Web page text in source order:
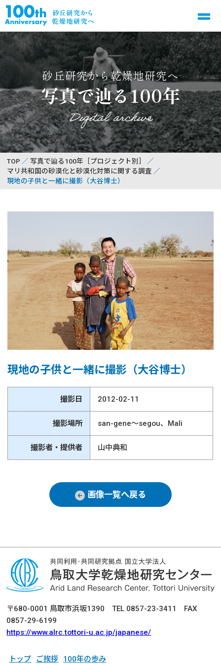
砂丘研究から乾燥地研究へ
写真で辿る100年
Digital archive
TOP
写真で辿る100年［プロジェクト別］
マリ共和国の砂漠化と砂漠化対策に関する調査
現地の子供と一緒に撮影（大谷博士）
現地の子供と一緒に撮影（大谷博士）
撮影日 2012-02-11
撮影場所 san-gene～segou、Mali
撮影者・提供者 山中典和
画像一覧へ戻る
〒680-0001 鳥取市浜坂1390 TEL 0857-23-3411 FAX
0857-29-6199
https://www.alrc.tottori-u.ac.jp/japanese/
トップ ご挨拶 100年の歩み